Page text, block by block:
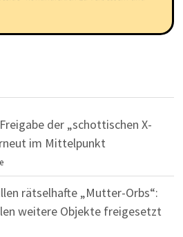
der „schottischen X-
im Mittelpunkt
rätselhafte „Mutter-Orbs“:
weitere Objekte freigesetzt